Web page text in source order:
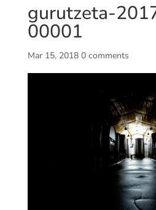
gurutzeta-
00001
Mar 15, 2018 0 comments